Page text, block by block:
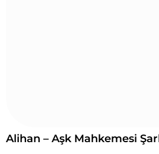
Alihan – Aşk Mahkemesi